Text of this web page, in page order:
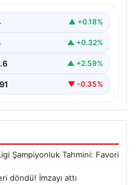
▲ +0.18%
▲ +0.32%
▲ +2.59%
▼ -0.35%
Şampiyonluk Tahmini: Favori
döndü! İmzayı attı